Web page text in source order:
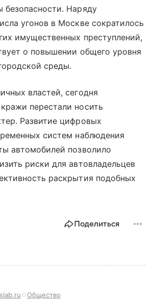
безопасности. Наряду
угонов в Москве сократилось
имущественных преступлений,
о повышении общего уровня
среды.
властей, сегодня
перестали носить
Развитие цифровых
систем наблюдения
автомобилей позволило
риски для автовладельцев
раскрытия подобных
Поделиться
Общество